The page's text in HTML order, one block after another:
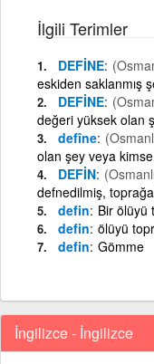
İlgili Terimler
DEFİNE
eskiden saklanmış
DEFİNE
değeri yüksek olan
defîne
olan şey veya
DEFİN
defnedilmiş,
defin Bir ölüyü
defin ölüyü
defin Gömme
İngilizce - İngilizce